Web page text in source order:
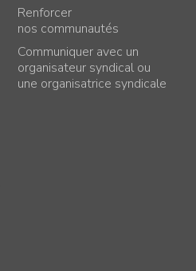
Renforcer
nos communautés
Communiquer avec un
organisateur syndical ou
une organisatrice syndicale